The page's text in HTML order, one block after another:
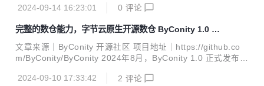
做出卓越贡献的社区成员。字节跳动在本次大会中荣获开放计
STE 团队负责人张宇受邀接受 CSDN 采访，分享了相关的开
放计算实践经验。以下为本次采访报道的内容。 文章来源｜字
节跳动 STE 团队 开放计算作为一种数据中心产业协同创新的
方式，经过多年发展，汇聚了广泛的计算服务提供商、用户，
为实现 IT 基础设施在产品、规范、知识产权等方面的最大化
2024-09-14 16:23:01 0 评论
完整的数仓能力，字节云原生开源数仓 ByConity 1.0 版
本发布！
文章来源｜ByConity 开源社区 项目地址｜https://github.co
m/ByConity/ByConity 2024年8月，ByConity 1.0 正式发布，
版本会重点迭代哪些能力，下面为大家一一解读。 完整的数据
2024-09-10 17:33:42 2 评论